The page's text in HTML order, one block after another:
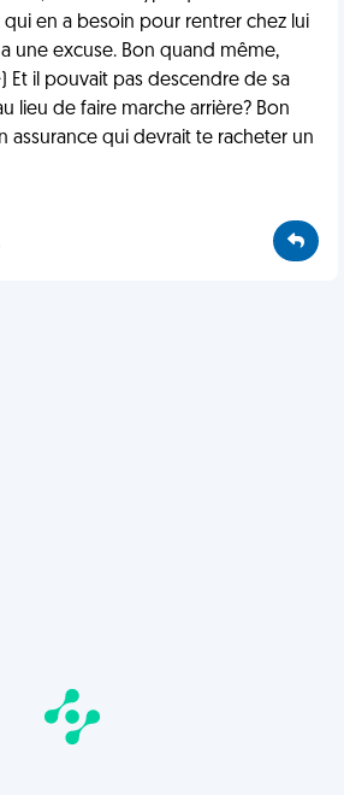
en a besoin pour rentrer chez lui
une excuse. Bon quand même,
Et il pouvait pas descendre de sa
lieu de faire marche arrière? Bon
assurance qui devrait te racheter un